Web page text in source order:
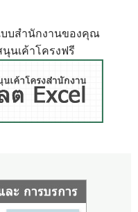
บสำนักงานของคุณ
นเค้าโครงฟรี